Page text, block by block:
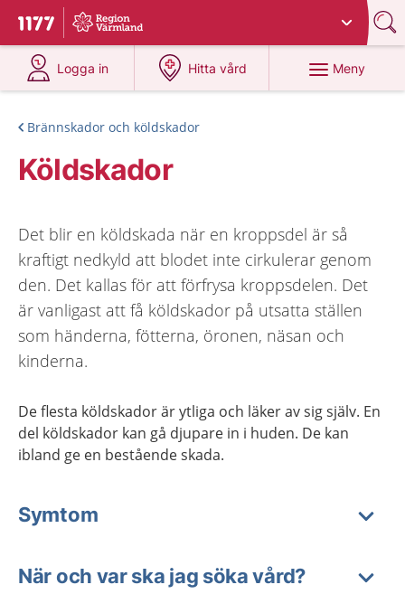
Till startsidan för 1177
Du har valt region
Logga in
på 1177.se
Hitta vård
på 1177.se
Meny
Brännskador och köldskador
Köldskador
Det blir en köldskada när en kroppsdel är så
kraftigt nedkyld att blodet inte cirkulerar genom
den. Det kallas för att förfrysa kroppsdelen. Det
är vanligast att få köldskador på utsatta ställen
som händerna, fötterna, öronen, näsan och
kinderna.
De flesta köldskador är ytliga och läker av sig själv. En
del köldskador kan gå djupare in i huden. De kan
ibland ge en bestående skada.
Symtom
När och var ska jag söka vård?